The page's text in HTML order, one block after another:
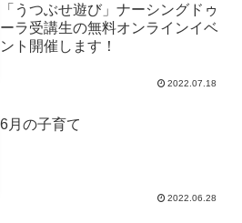
「うつぶせ遊び」ナーシングドゥ
ーラ受講生の無料オンラインイベ
ント開催します！
2022.07.18
6月の子育て
2022.06.28